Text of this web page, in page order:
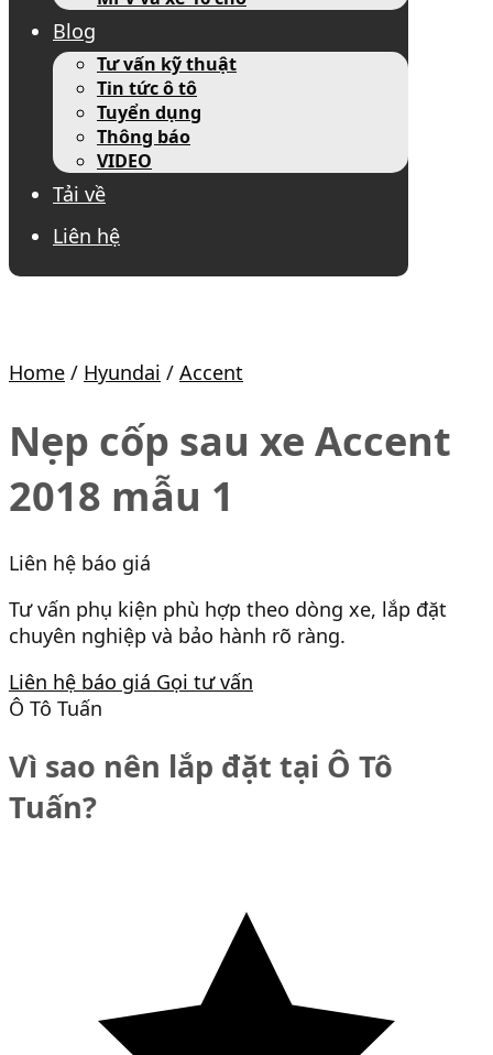
Blog
Tư vấn kỹ thuật
Tin tức ô tô
Tuyển dụng
Thông báo
VIDEO
Tải về
Liên hệ
Home / Hyundai / Accent
Nẹp cốp sau xe Accent
2018 mẫu 1
Liên hệ báo giá
Tư vấn phụ kiện phù hợp theo dòng xe, lắp đặt
chuyên nghiệp và bảo hành rõ ràng.
Liên hệ báo giá Gọi tư vấn
Ô Tô Tuấn
Vì sao nên lắp đặt tại Ô Tô
Tuấn?